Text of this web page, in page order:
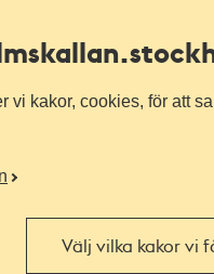
vi kakor, cookies, för att
Välj vilka kakor vi